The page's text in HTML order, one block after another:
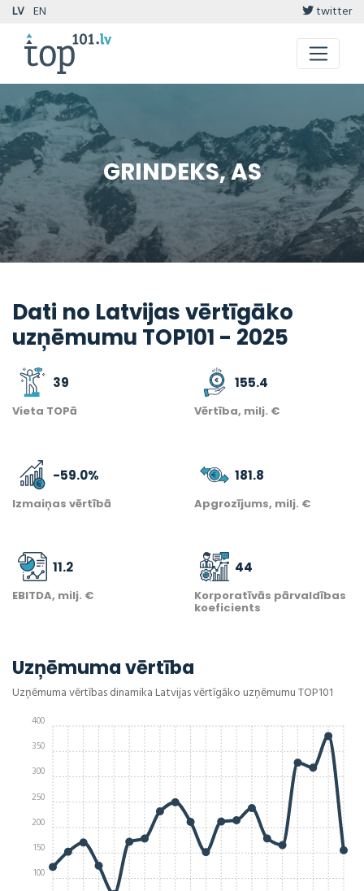
LV EN twitter
GRINDEKS, AS
Dati no Latvijas vērtīgāko
uzņēmumu TOP101 - 2025
39
Vieta TOPā
155.4
Vērtība, milj. €
-59.0%
Izmaiņas vērtībā
181.8
Apgrozījums, milj. €
11.2
EBITDA, milj. €
44
Korporatīvās pārvaldības
koeficients
Uzņēmuma vērtība
Uzņēmuma vērtības dinamika Latvijas vērtīgāko uzņēmumu TOP101
100
150
200
250
300
350
400